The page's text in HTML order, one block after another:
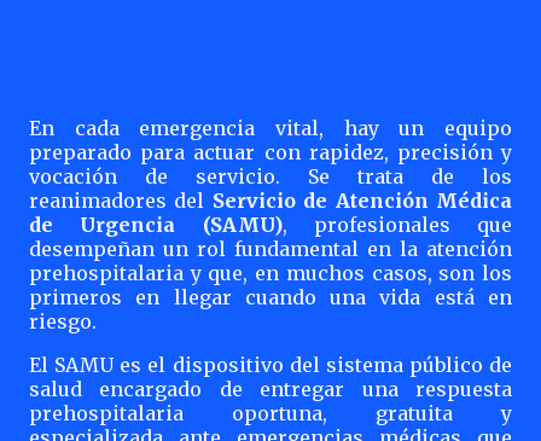
En cada emergencia vital, hay un equipo
preparado para actuar con rapidez, precisión y
vocación de servicio. Se trata de los
reanimadores del Servicio de Atención Médica
de Urgencia (SAMU), profesionales que
desempeñan un rol fundamental en la atención
prehospitalaria y que, en muchos casos, son los
primeros en llegar cuando una vida está en
riesgo.
El SAMU es el dispositivo del sistema público de
salud encargado de entregar una respuesta
prehospitalaria oportuna, gratuita y